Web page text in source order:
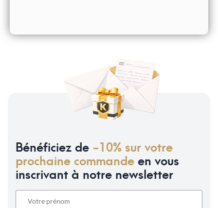
Bénéficiez de -10% sur votre
prochaine commandeen vous
inscrivant à notre newsletter